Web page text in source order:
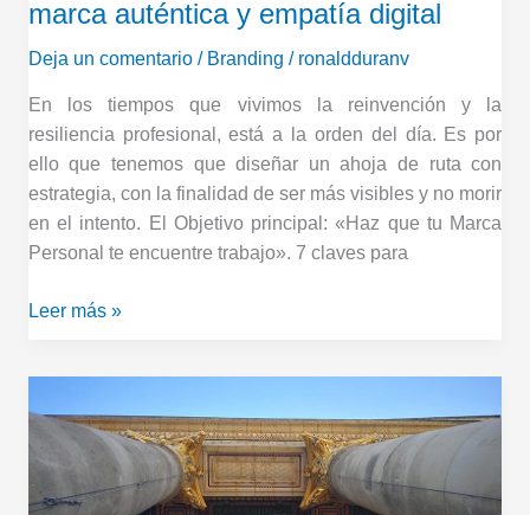
marca auténtica y empatía digital
Deja un comentario / Branding / ronaldduranv
En los tiempos que vivimos la reinvención y la
resiliencia profesional, está a la orden del día. Es por
ello que tenemos que diseñar un ahoja de ruta con
estrategia, con la finalidad de ser más visibles y no morir
en el intento. El Objetivo principal: «Haz que tu Marca
Personal te encuentre trabajo». 7 claves para
digital
Leer más »
presente,
olvida
futuro: